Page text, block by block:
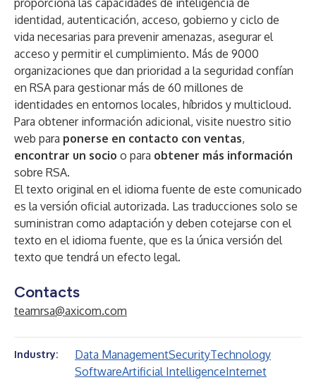
proporciona las capacidades de inteligencia de
identidad, autenticación, acceso, gobierno y ciclo de
vida necesarias para prevenir amenazas, asegurar el
acceso y permitir el cumplimiento. Más de 9000
organizaciones que dan prioridad a la seguridad confían
en RSA para gestionar más de 60 millones de
identidades en entornos locales, híbridos y multicloud.
Para obtener información adicional, visite nuestro sitio
web para ponerse en contacto con ventas,
encontrar un socio o para obtener más información
sobre RSA.
El texto original en el idioma fuente de este comunicado
es la versión oficial autorizada. Las traducciones solo se
suministran como adaptación y deben cotejarse con el
texto en el idioma fuente, que es la única versión del
texto que tendrá un efecto legal.
Contacts
teamrsa@axicom.com
Industry: Data ManagementSecurityTechnology
SoftwareArtificial IntelligenceInternet